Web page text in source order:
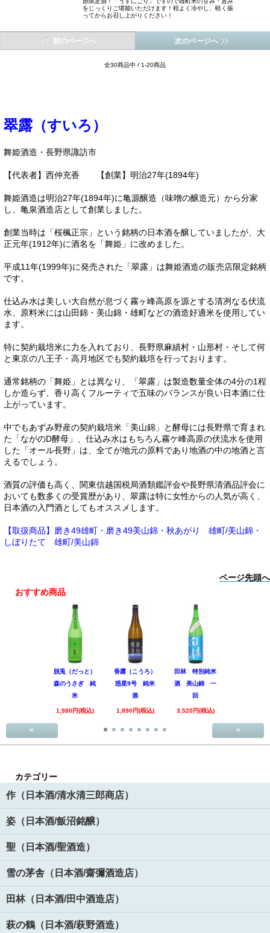
をじっくりご堪能いただけます！程よく冷やし、軽く振
ってからお召し上がりください！
前のページへ 次のページへ
全30商品中 / 1-20商品
翠露（すいろ）
舞姫酒造・長野県諏訪市
【代表者】西仲充香 【創業】明治27年(1894年)
舞姫酒造は明治27年(1894年)に亀源醸造（味噌の醸造元）から分家
し、亀泉酒造店として創業しました。
創業当時は「桜楓正宗」という銘柄の日本酒を醸していましたが、大
正元年(1912年)に酒名を「舞姫」に改めました。
平成11年(1999年)に発売された「翠露」は舞姫酒造の販売店限定銘柄
です。
仕込み水は美しい大自然が息づく霧ヶ峰高原を源とする清冽なる伏流
水、原料米には山田錦・美山錦・雄町などの酒造好適米を使用してい
ます。
特に契約栽培米に力を入れており、長野県麻績村・山形村・そして何
と東京の八王子・高月地区でも契約栽培を行っております。
通常銘柄の「舞姫」とは異なり、「翠露」は製造数量全体の4分の1程
しか造らず、香り高くフルーティで五味のバランスが良い日本酒に仕
上がっています。
中でもあずみ野産の契約栽培米「美山錦」と酵母には長野県で育まれ
た「ながのD酵母」、仕込み水はもちろん霧ケ峰高原の伏流水を使用
した「オール長野」は、全てが地元の原料であり地酒の中の地酒と言
えるでしょう。
酒質の評価も高く、関東信越国税局酒類鑑評会や長野県清酒品評会に
おいても数多くの受賞歴があり、翠露は特に女性からの人気が高く、
日本酒の入門酒としてもオススメします。
【取扱商品】磨き49雄町・磨き49美山錦・秋あがり 雄町/美山錦・
しぼりたて 雄町/美山錦
ページ先頭へ
おすすめ商品
脱兎（だっと）
森のうさぎ 純
米
1,980円(税込)
香露（こうろ）
惑星9号 純米
酒
1,890円(税込)
田林 特別純米
酒 美山錦 一
回
3,520円(税込)
< >
カテゴリー
作（日本酒/清水清三郎商店）
姿（日本酒/飯沼銘醸）
聖（日本酒/聖酒造）
雪の茅舎（日本酒/齋彌酒造店）
田林（日本酒/田中酒造店）
萩の鶴（日本酒/萩野酒造）